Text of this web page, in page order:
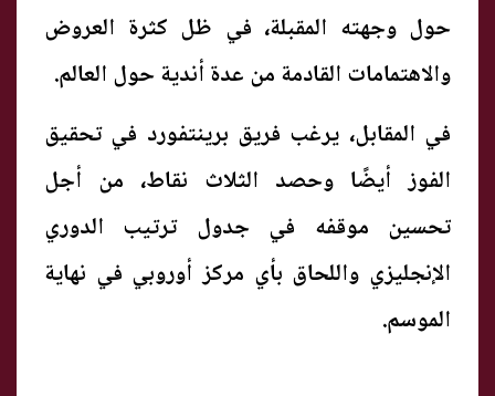
حول وجهته المقبلة، في ظل كثرة العروض
والاهتمامات القادمة من عدة أندية حول العالم.
في المقابل، يرغب فريق برينتفورد في تحقيق
الفوز أيضًا وحصد الثلاث نقاط، من أجل
تحسين موقفه في جدول ترتيب الدوري
الإنجليزي واللحاق بأي مركز أوروبي في نهاية
الموسم.